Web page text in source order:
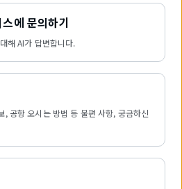
에 문의하기
해 AI가 답변합니다.
, 공항 오시는 방법 등 불편 사항, 궁금하신